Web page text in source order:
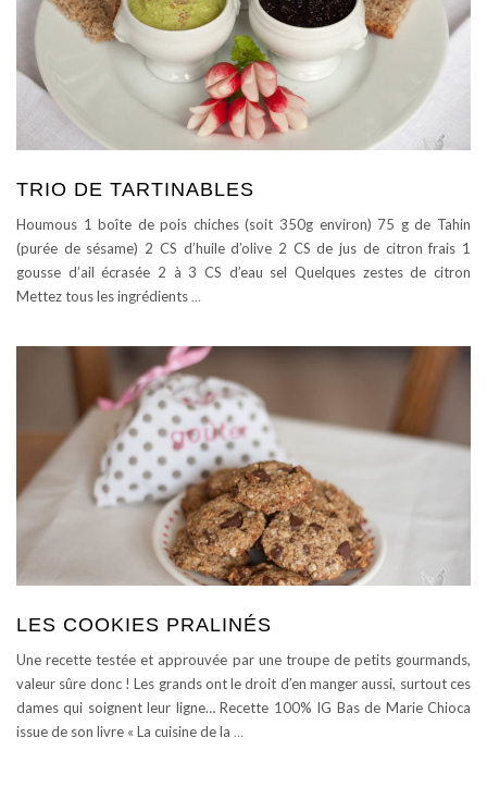
TRIO DE TARTINABLES
Houmous 1 boîte de pois chiches (soit 350g environ) 75 g de Tahin
(purée de sésame) 2 CS d’huile d’olive 2 CS de jus de citron frais 1
gousse d’ail écrasée 2 à 3 CS d’eau sel Quelques zestes de citron
Mettez tous les ingrédients …
LES COOKIES PRALINÉS
Une recette testée et approuvée par une troupe de petits gourmands,
valeur sûre donc ! Les grands ont le droit d’en manger aussi, surtout ces
dames qui soignent leur ligne… Recette 100% IG Bas de Marie Chioca
issue de son livre « La cuisine de la …